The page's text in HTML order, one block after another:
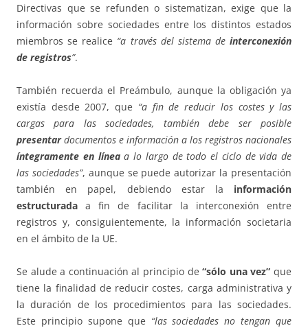
Directivas que se refunden o sistematizan, exige que la
información sobre sociedades entre los distintos estados
miembros se realice “a través del sistema de interconexión
de registros”.
También recuerda el Preámbulo, aunque la obligación ya
existía desde 2007, que “a fin de reducir los costes y las
cargas para las sociedades, también debe ser posible
presentardocumentos e información a los registros nacionales
íntegramente en líneaa lo largo de todo el ciclo de vida de
las sociedades”, aunque se puede autorizar la presentación
también en papel, debiendo estar la información
estructurada a fin de facilitar la interconexión entre
registros y, consiguientemente, la información societaria
en el ámbito de la UE.
Se alude a continuación al principio de“sólo una vez”que
tiene la finalidad de reducir costes, carga administrativa y
la duración de los procedimientos para las sociedades.
Este principio supone que “las sociedades no tengan que